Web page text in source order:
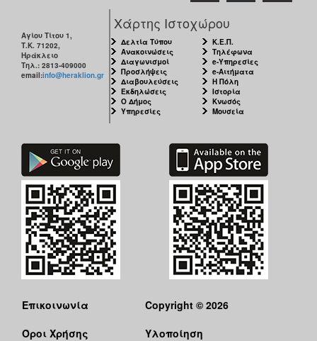
Αγίου Τίτου 1,
Τ.Κ. 71202,
Ηράκλειο
Τηλ.: 2813-409000
email:info@heraklion.gr
Χάρτης Ιστοχώρου
Δελτία Τύπου
Ανακοινώσεις
Διαγωνισμοί
Προσλήψεις
Διαβουλεύσεις
Εκδηλώσεις
Ο Δήμος
Υπηρεσίες
Κ.Ε.Π.
Τηλέφωνα
e-Υπηρεσίες
e-Αιτήματα
Η Πόλη
Ιστορία
Κνωσός
Μουσεία
Επικοινωνία
Όροι Χρήσης
Copyright © 2026
Υλοποίηση